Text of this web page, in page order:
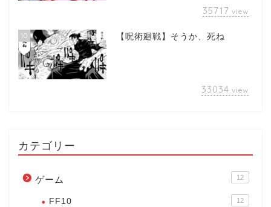
35717 view
10 【呪術廻戦】そうか、死ね
33034 view
カテゴリー
ゲーム 12
FF10 12